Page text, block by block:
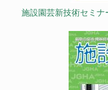
施設園芸新技術セミ